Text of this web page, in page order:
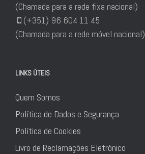
(Chamada para a rede fixa nacional)
(+351) 96 604 11 45
(Chamada para a rede móvel nacional)
LINKS ÚTEIS
Quem Somos
Política de Dados e Segurança
Política de Cookies
Livro de Reclamações Eletrónico